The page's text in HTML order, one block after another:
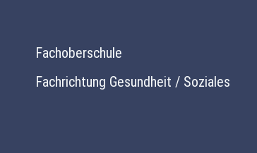
Fachoberschule
Fachrichtung Gesundheit / Soziales